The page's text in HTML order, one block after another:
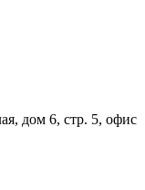
дом 6, стр. 5, офис